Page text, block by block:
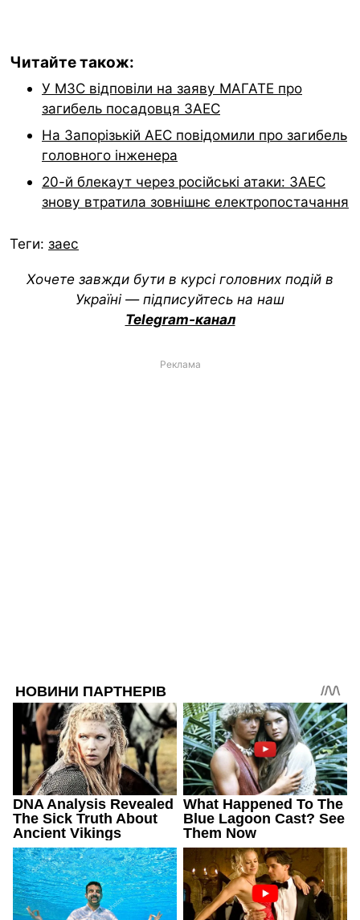
Читайте також:
У МЗС відповіли на заяву МАГАТЕ про
загибель посадовця ЗАЕС
На Запорізькій АЕС повідомили про загибель
головного інженера
20-й блекаут через російські атаки: ЗАЕС
знову втратила зовнішнє електропостачання
Теги: заес
Хочете завжди бути в курсі головних подій в
Україні — підписуйтесь на наш
Telegram-канал
Реклама